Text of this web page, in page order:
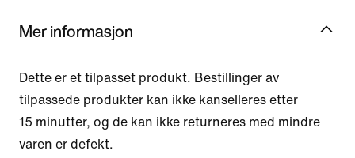
Mer informasjon
Dette er et tilpasset produkt. Bestillinger av
tilpassede produkter kan ikke kanselleres etter
15 minutter, og de kan ikke returneres med mindre
varen er defekt.